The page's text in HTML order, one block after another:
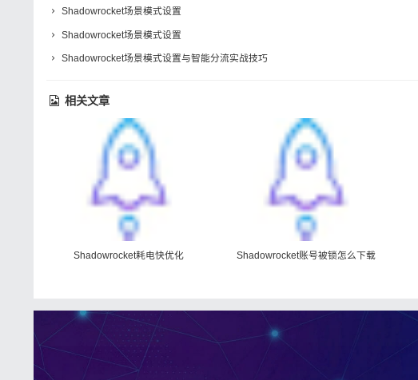
Shadowrocket场景模式设置
Shadowrocket场景模式设置
Shadowrocket场景模式设置与智能分流实战技巧
相关文章
Shadowrocket耗电快优化 Shadowrocket账号被锁怎么下载